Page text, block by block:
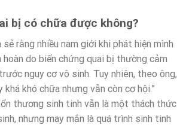
bị có chữa được không?
sẻ rằng nhiều nam giới khi phát hiện mình
do biến chứng quai bị thường cảm
nguy cơ vô sinh. Tuy nhiên, theo ông,
khó chữa nhưng vẫn còn cơ hội.”
thương sinh tinh vẫn là một thách thức
nhưng may mắn là quá trình sinh tinh